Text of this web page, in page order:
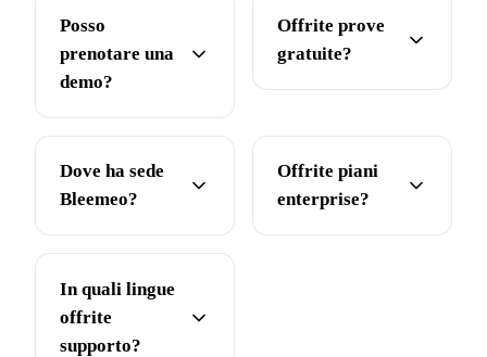
Posso
prenotare una
demo?
Offrite prove
gratuite?
Dove ha sede
Bleemeo?
Offrite piani
enterprise?
In quali lingue
offrite
supporto?